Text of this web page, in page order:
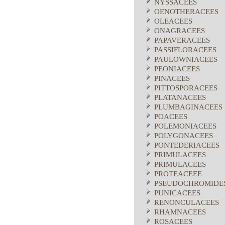
NYSSACEES
OENOTHERACEES
OLEACEES
ONAGRACEES
PAPAVERACEES
PASSIFLORACEES
PAULOWNIACEES
PEONIACEES
PINACEES
PITTOSPORACEES
PLATANACEES
PLUMBAGINACEES
POACEES
POLEMONIACEES
POLYGONACEES
PONTEDERIACEES
PRIMULACEES
PRIMULACEES
PROTEACEEE
PUNICACEES
RENONCULACEES
RHAMNACEES
ROSACEES